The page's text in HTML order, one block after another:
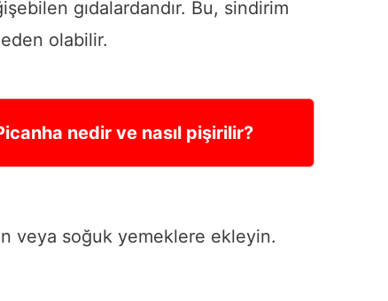
gıdalardandır. Bu, sindirim
olabilir.
nedir ve nasıl pişirilir?
veya soğuk yemeklere ekleyin.